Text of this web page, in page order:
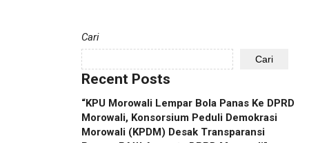
Cari
Cari
Recent Posts
“KPU Morowali Lempar Bola Panas Ke DPRD
Morowali, Konsorsium Peduli Demokrasi
Morowali (KPDM) Desak Transparansi